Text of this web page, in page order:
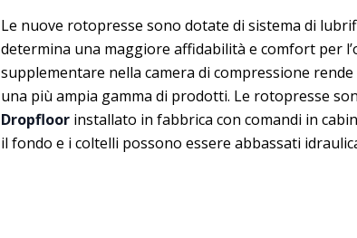
Le nuove rotopresse sono dotate di sistema di
determina una maggiore affidabilità e comfort per
supplementare nella camera di compressione
una più ampia gamma di prodotti. Le rotopresse
Dropfloor installato in fabbrica con comandi in
il fondo e i coltelli possono essere abbassati